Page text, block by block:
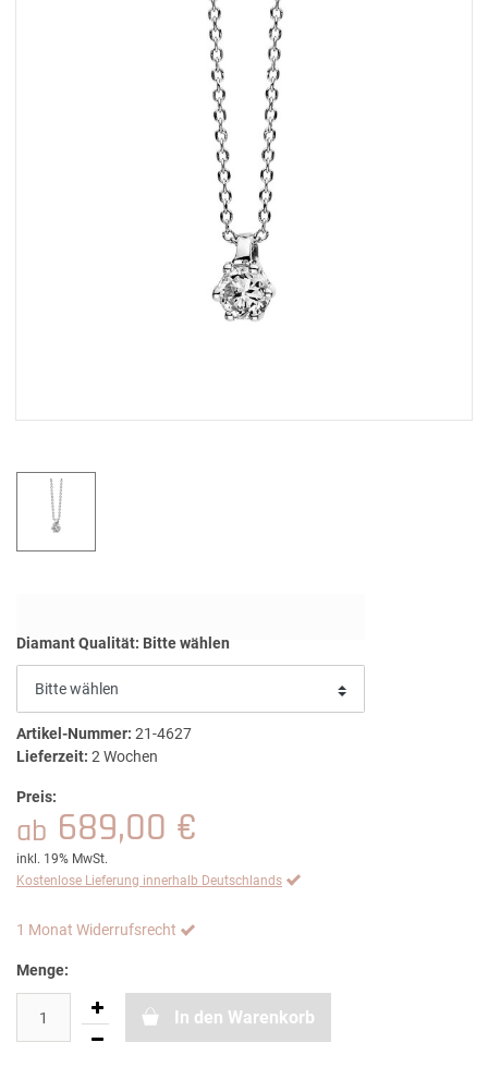
Diamant Qualität: Bitte wählen
Artikel-Nummer: 21-4627
Lieferzeit: 2 Wochen
Preis:
ab 689,00 €
inkl. 19% MwSt.
Kostenlose Lieferung innerhalb Deutschlands
1 Monat Widerrufsrecht
Menge:
In den Warenkorb